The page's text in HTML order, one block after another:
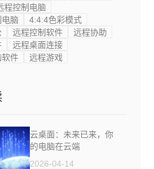
程控制电脑
脑
4:4:4色彩模式
远程控制软件
远程协助
远程桌面连接
软件
远程游戏
云桌面：未来已来，你
的电脑在云端
2026-04-14